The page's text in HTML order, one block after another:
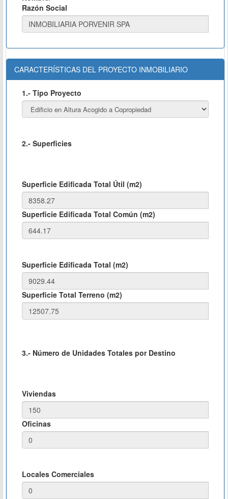
Razón Social
CARACTERÍSTICAS DEL PROYECTO INMOBILIARIO
1.- Tipo Proyecto
2.- Superficies
Superficie Edificada Total Útil (m2)
Superficie Edificada Total Común (m2)
Superficie Edificada Total (m2)
Superficie Total Terreno (m2)
3.- Número de Unidades Totales por Destino
Viviendas
Oficinas
Locales Comerciales